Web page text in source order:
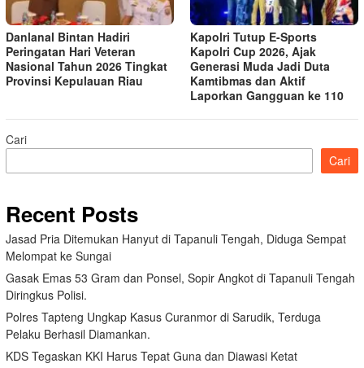
Danlanal Bintan Hadiri
Peringatan Hari Veteran
Nasional Tahun 2026 Tingkat
Provinsi Kepulauan Riau
Kapolri Tutup E-Sports
Kapolri Cup 2026, Ajak
Generasi Muda Jadi Duta
Kamtibmas dan Aktif
Laporkan Gangguan ke 110
Cari
Cari
Recent Posts
Jasad Pria Ditemukan Hanyut di Tapanuli Tengah, Diduga Sempat
Melompat ke Sungai
Gasak Emas 53 Gram dan Ponsel, Sopir Angkot di Tapanuli Tengah
Diringkus Polisi.
Polres Tapteng Ungkap Kasus Curanmor di Sarudik, Terduga
Pelaku Berhasil Diamankan.
KDS Tegaskan KKI Harus Tepat Guna dan Diawasi Ketat